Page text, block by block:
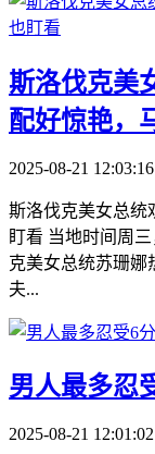
斯洛伐克美
配好惊艳，
2025-08-21 12:03:16
斯洛伐克美女总统
盯看 当地时间周
克美女总统苏珊娜
夫...
男人最多忍
2025-08-21 12:01:02